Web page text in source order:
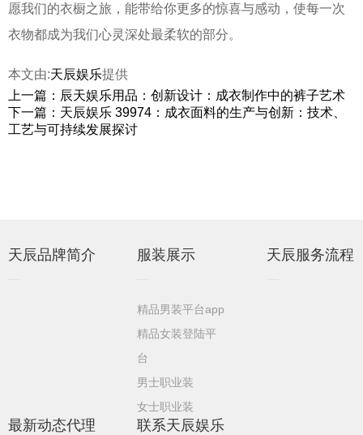
愿我们的衣橱之旅，能带给你更多的惊喜与感动，使每一次
衣物都成为我们心灵深处最柔软的部分。
本文由:天辰娱乐提供
上一篇：辰天娱乐用品：创新设计：成衣制作中的裤子艺术
下一篇：天辰娱乐 39974：成衣面料的生产与创新：技术、
工艺与可持续发展探讨
天辰品牌简介 服装展示
精品男装平台app
精品女装登陆平
台
男士职业装
女士职业装
天辰服务流程
最新动态代理 联系天辰娱乐